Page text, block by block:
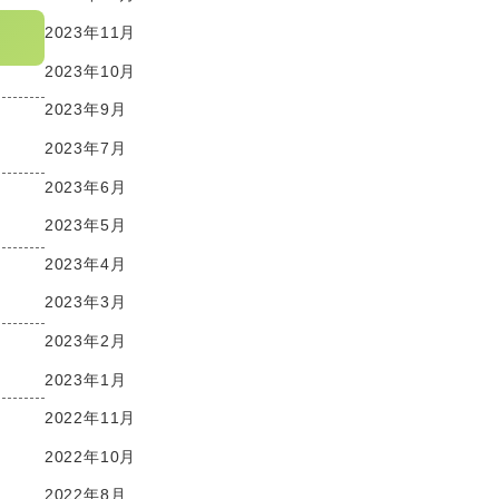
2023年11月
2023年10月
2023年9月
2023年7月
2023年6月
2023年5月
2023年4月
2023年3月
2023年2月
2023年1月
2022年11月
2022年10月
2022年8月